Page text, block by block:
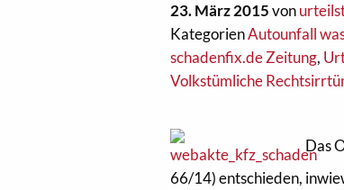
23. März 2015von
KategorienAutounfall
schadenfix.de Zeitung,
Volkstümliche
Das
66/14) entschieden,